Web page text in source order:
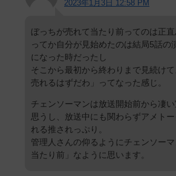
2023年1月3日 12:58 PM
ぼっちが売れて当たり前ってのは正
ってか自分が見始めたのは結局5話の
になった時だったし
そこから最初から終わりまで見続け
売れるはずだわ」ってなった感じ。
チェンソーマンは放送開始前から凄
思うし、放送中にも関わらずアメト
れる推されっぷり。
管理人さんの仰るようにチェンソー
当たり前」なように思います。